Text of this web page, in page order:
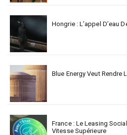
Hongrie : L’appel D’eau
Blue Energy Veut Rendre
France : Le Leasing
Vitesse Supérieure